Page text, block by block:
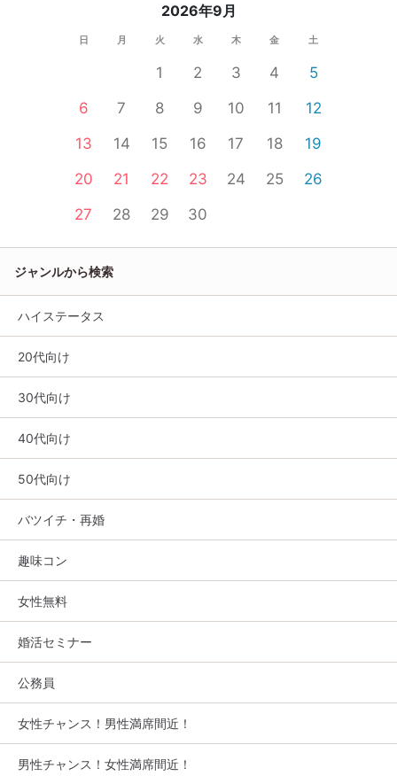
2026年9月
日 月 火 水 木 金 土
1 2 3 4
5
6
7 8 9 10 11
12
13
14 15 16 17 18
19
20
21 22 23 24 25
26
27
28 29 30
ジャンルから検索
ハイステータス
20代向け
30代向け
40代向け
50代向け
バツイチ・再婚
趣味コン
女性無料
婚活セミナー
公務員
女性チャンス！男性満席間近！
男性チャンス！女性満席間近！